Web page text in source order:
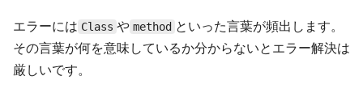
エラーには Class や method といった言葉が頻出します。
その言葉が何を意味しているか分からないとエラー解決は
厳しいです。